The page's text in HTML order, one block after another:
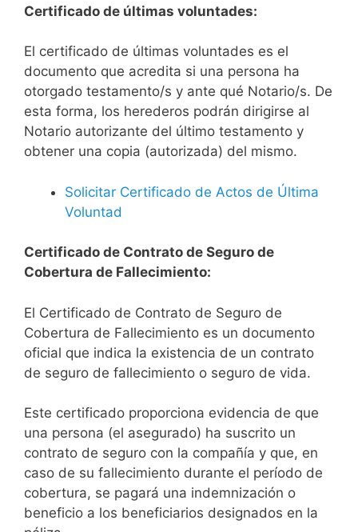
Certificado de últimas voluntades:
El certificado de últimas voluntades es el
documento que acredita si una persona ha
otorgado testamento/s y ante qué Notario/s. De
esta forma, los herederos podrán dirigirse al
Notario autorizante del último testamento y
obtener una copia (autorizada) del mismo.
Solicitar Certificado de Actos de Última
Voluntad
Certificado de Contrato de Seguro de
Cobertura de Fallecimiento:
El Certificado de Contrato de Seguro de
Cobertura de Fallecimiento es un documento
oficial que indica la existencia de un contrato
de seguro de fallecimiento o seguro de vida.
Este certificado proporciona evidencia de que
una persona (el asegurado) ha suscrito un
contrato de seguro con la compañía y que, en
caso de su fallecimiento durante el período de
cobertura, se pagará una indemnización o
beneficio a los beneficiarios designados en la